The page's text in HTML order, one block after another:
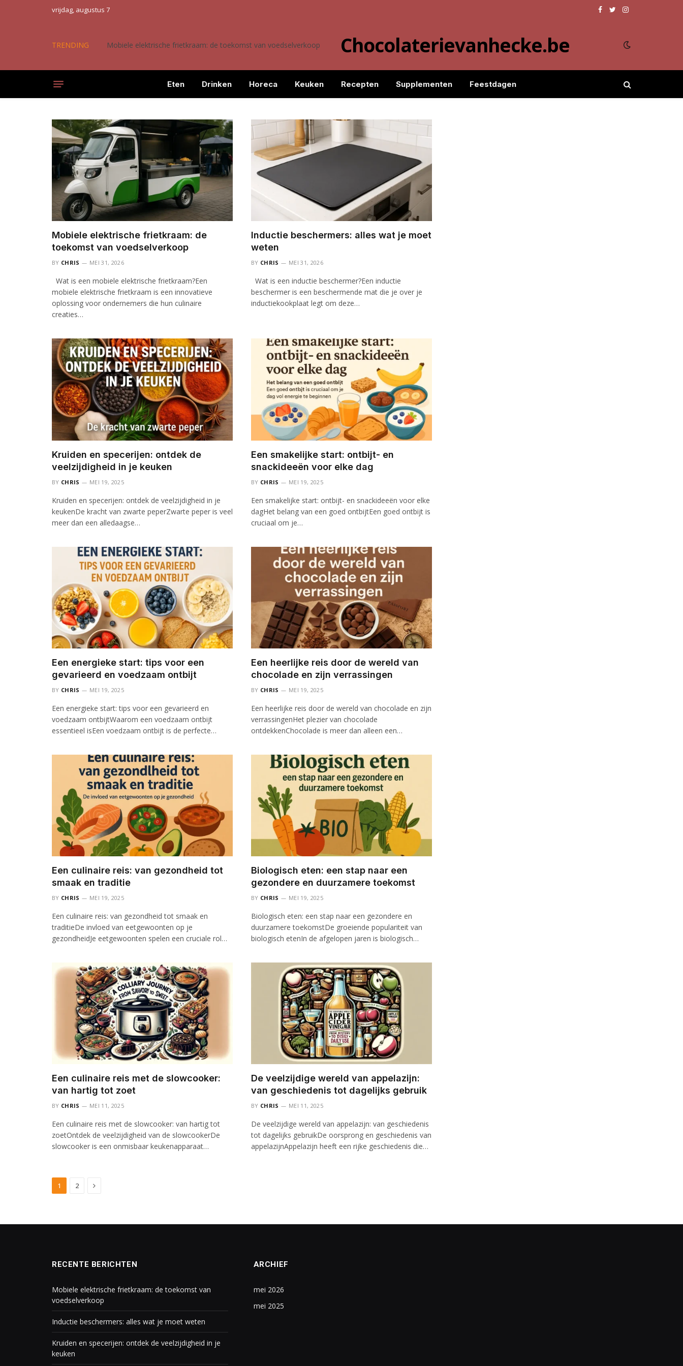
vrijdag, augustus 7 Facebook
TwitterInstagram
TRENDING Mobiele elektrische frietkraam: de toekomst van voedselverkoop Chocolaterievanhecke.be
Eten Drinken Horeca Keuken Recepten Supplementen Feestdagen
Mobiele elektrische frietkraam: de
toekomst van voedselverkoop
BY CHRIS MEI 31, 2026
Wat is een mobiele elektrische frietkraam?Een
mobiele elektrische frietkraam is een innovatieve
oplossing voor ondernemers die hun culinaire
creaties…
Inductie beschermers: alles wat je moet
weten
BY CHRIS MEI 31, 2026
Wat is een inductie beschermer?Een inductie
beschermer is een beschermende mat die je over je
inductiekookplaat legt om deze…
Kruiden en specerijen: ontdek de
veelzijdigheid in je keuken
BY CHRIS MEI 19, 2025
Kruiden en specerijen: ontdek de veelzijdigheid in je
keukenDe kracht van zwarte peperZwarte peper is veel
meer dan een alledaagse…
Een smakelijke start: ontbijt- en
snackideeën voor elke dag
BY CHRIS MEI 19, 2025
Een smakelijke start: ontbijt- en snackideeën voor elke
dagHet belang van een goed ontbijtEen goed ontbijt is
cruciaal om je…
Een energieke start: tips voor een
gevarieerd en voedzaam ontbijt
BY CHRIS MEI 19, 2025
Een energieke start: tips voor een gevarieerd en
voedzaam ontbijtWaarom een voedzaam ontbijt
essentieel isEen voedzaam ontbijt is de perfecte…
Een heerlijke reis door de wereld van
chocolade en zijn verrassingen
BY CHRIS MEI 19, 2025
Een heerlijke reis door de wereld van chocolade en zijn
verrassingenHet plezier van chocolade
ontdekkenChocolade is meer dan alleen een…
Een culinaire reis: van gezondheid tot
smaak en traditie
BY CHRIS MEI 19, 2025
Een culinaire reis: van gezondheid tot smaak en
traditieDe invloed van eetgewoonten op je
gezondheidJe eetgewoonten spelen een cruciale rol…
Biologisch eten: een stap naar een
gezondere en duurzamere toekomst
BY CHRIS MEI 19, 2025
Biologisch eten: een stap naar een gezondere en
duurzamere toekomstDe groeiende populariteit van
biologisch etenIn de afgelopen jaren is biologisch…
Een culinaire reis met de slowcooker:
van hartig tot zoet
BY CHRIS MEI 11, 2025
Een culinaire reis met de slowcooker: van hartig tot
zoetOntdek de veelzijdigheid van de slowcookerDe
slowcooker is een onmisbaar keukenapparaat…
De veelzijdige wereld van appelazijn:
van geschiedenis tot dagelijks gebruik
BY CHRIS MEI 11, 2025
De veelzijdige wereld van appelazijn: van geschiedenis
tot dagelijks gebruikDe oorsprong en geschiedenis van
appelazijnAppelazijn heeft een rijke geschiedenis die…
1 2 Next
RECENTE BERICHTEN
Mobiele elektrische frietkraam: de toekomst van
voedselverkoop
Inductie beschermers: alles wat je moet weten
Kruiden en specerijen: ontdek de veelzijdigheid in je
keuken
ARCHIEF
mei 2026
mei 2025